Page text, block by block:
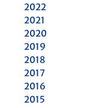
2022
2021
2020
2019
2018
2017
2016
2015